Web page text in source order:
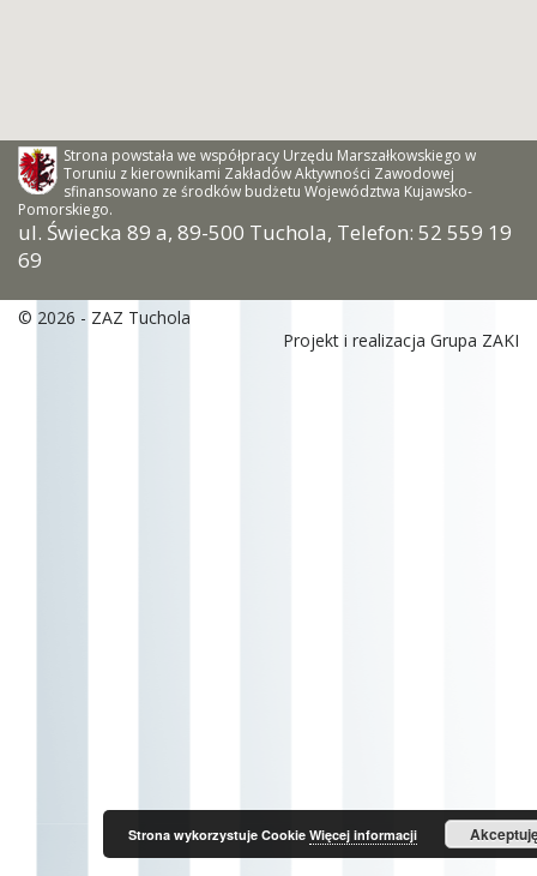
Strona powstała we współpracy Urzędu Marszałkowskiego w
Toruniu z kierownikami Zakładów Aktywności Zawodowej
sfinansowano ze środków budżetu Województwa Kujawsko-
Pomorskiego.
ul. Świecka 89 a, 89-500 Tuchola, Telefon: 52 559 19
69
© 2026 - ZAZ Tuchola
Projekt i realizacja Grupa ZAKI
Strona wykorzystuje Cookie Więcej informacji